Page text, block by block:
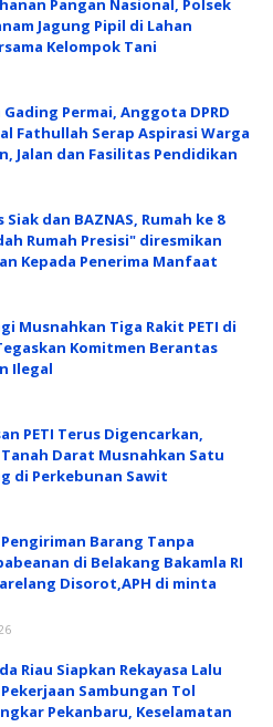
Pangan Nasional, Polsek
Jagung Pipil di Lahan
Kelompok Tani
Gading Permai, Anggota DPRD
Fathullah Serap Aspirasi Warga
Jalan dan Fasilitas Pendidikan
dan BAZNAS, Rumah ke 8
Rumah Presisi" diresmikan
Kepada Penerima Manfaat
Musnahkan Tiga Rakit PETI di
Komitmen Berantas
Ilegal
PETI Terus Digencarkan,
Darat Musnahkan Satu
di Perkebunan Sawit
Barang Tanpa
di Belakang Bakamla RI
Disorot,APH di minta
Riau Siapkan Rekayasa Lalu
Sambungan Tol
Pekanbaru, Keselamatan